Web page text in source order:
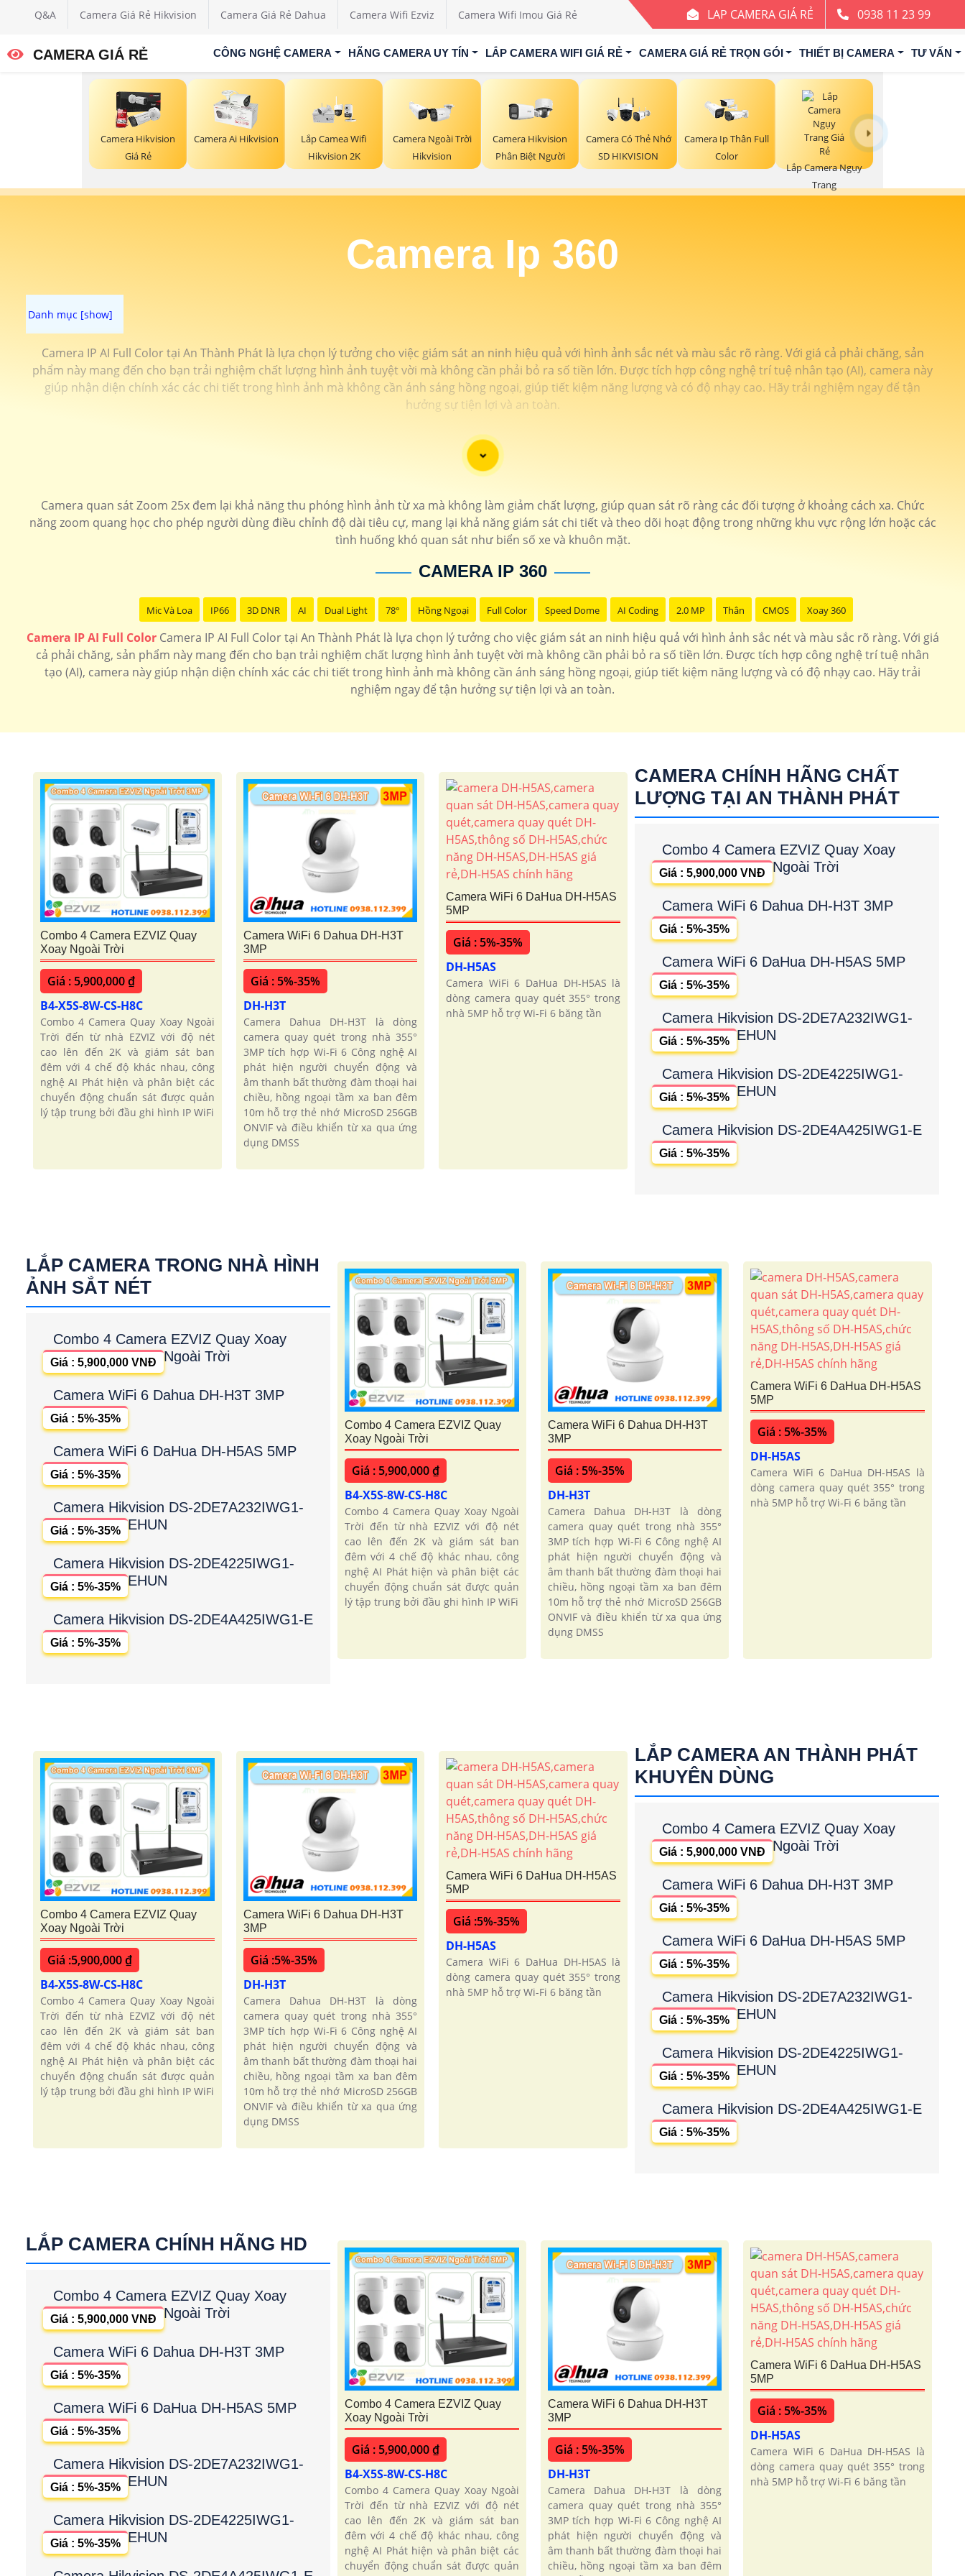
Q&A Camera Giá Rẻ Hikvision Camera Giá Rẻ Dahua Camera Wifi Ezviz Camera Wifi Imou Giá Rẻ LAP CAMERA GIÁ RẺ 0938 11 23 99
CAMERA GIÁ RẺ CÔNG NGHỆ CAMERA HÃNG CAMERA UY TÍN LẮP CAMERA WIFI GIÁ RẺ CAMERA GIÁ RẺ TRỌN GÓI THIẾT BỊ CAMERA TƯ VẤN
Camera Hikvision
Giá Rẻ
Camera Ai Hikvision
Lắp Camea Wifi
Hikvision 2K
Camera Ngoài Trời
Hikvision
Camera Hikvision
Phân Biệt Người
Camera Có Thẻ Nhớ
SD HIKVISION
Camera Ip Thân Full
Color
Lắp Camera Ngụy
Trang
Camera Ip 360
Camera IP AI Full Color tại An Thành Phát là lựa chọn lý tưởng cho việc giám sát an ninh hiệu quả với hình ảnh sắc nét và màu sắc rõ ràng. Với giá cả phải chăng, sản
phẩm này mang đến cho bạn trải nghiệm chất lượng hình ảnh tuyệt vời mà không cần phải bỏ ra số tiền lớn. Được tích hợp công nghệ trí tuệ nhân tạo (AI), camera này
giúp nhận diện chính xác các chi tiết trong hình ảnh mà không cần ánh sáng hồng ngoại, giúp tiết kiệm năng lượng và có độ nhạy cao. Hãy trải nghiệm ngay để tận
hưởng sự tiện lợi và an toàn.
'
Camera quan sát Zoom 25x đem lại khả năng thu phóng hình ảnh từ xa mà không làm giảm chất lượng, giúp quan sát rõ ràng các đối tượng ở khoảng cách xa. Chức
năng zoom quang học cho phép người dùng điều chỉnh độ dài tiêu cự, mang lại khả năng giám sát chi tiết và theo dõi hoạt động trong những khu vực rộng lớn hoặc các
tình huống khó quan sát như biển số xe và khuôn mặt.
CAMERA IP 360
Mic Và Loa IP66 3D DNR AI Dual Light 78° Hồng Ngoại Full Color Speed Dome AI Coding 2.0 MP Thân CMOS Xoay 360
Camera IP AI Full ColorCamera IP AI Full Color tại An Thành Phát là lựa chọn lý tưởng cho việc giám sát an ninh hiệu quả với hình ảnh sắc nét và màu sắc rõ ràng. Với giá
cả phải chăng, sản phẩm này mang đến cho bạn trải nghiệm chất lượng hình ảnh tuyệt vời mà không cần phải bỏ ra số tiền lớn. Được tích hợp công nghệ trí tuệ nhân
tạo (AI), camera này giúp nhận diện chính xác các chi tiết trong hình ảnh mà không cần ánh sáng hồng ngoại, giúp tiết kiệm năng lượng và có độ nhạy cao. Hãy trải
nghiệm ngay để tận hưởng sự tiện lợi và an toàn.
Combo 4 Camera EZVIZ Quay
Xoay Ngoài Trời
Giá : 5,900,000 ₫
B4-X5S-8W-CS-H8C
Combo 4 Camera Quay Xoay Ngoài
Trời đến từ nhà EZVIZ với độ nét
cao lên đến 2K và giám sát ban
đêm với 4 chế độ khác nhau, công
nghệ AI Phát hiện và phân biệt các
chuyển động chuẩn sát được quản
lý tập trung bởi đầu ghi hình IP WiFi
Camera WiFi 6 Dahua DH-H3T
3MP
Giá : 5%-35%
DH-H3T
Camera Dahua DH-H3T là dòng
camera quay quét trong nhà 355°
3MP tích hợp Wi-Fi 6 Công nghệ AI
phát hiện người chuyển động và
âm thanh bất thường đàm thoại hai
chiều, hồng ngoại tầm xa ban đêm
10m hỗ trợ thẻ nhớ MicroSD 256GB
ONVIF và điều khiển từ xa qua ứng
dụng DMSS
Camera WiFi 6 DaHua DH-H5AS
5MP
Giá : 5%-35%
DH-H5AS
Camera WiFi 6 DaHua DH-H5AS là
dòng camera quay quét 355° trong
nhà 5MP hỗ trợ Wi-Fi 6 băng tần
CAMERA CHÍNH HÃNG CHẤT
LƯỢNG TẠI AN THÀNH PHÁT
Combo 4 Camera EZVIZ Quay Xoay
Ngoài Trời
Giá : 5,900,000 VNĐ
Camera WiFi 6 Dahua DH-H3T 3MP
Giá : 5%-35%
Camera WiFi 6 DaHua DH-H5AS 5MP
Giá : 5%-35%
Camera Hikvision DS-2DE7A232IWG1-
EHUN
Giá : 5%-35%
Camera Hikvision DS-2DE4225IWG1-
EHUN
Giá : 5%-35%
Camera Hikvision DS-2DE4A425IWG1-E
Giá : 5%-35%
LẮP CAMERA TRONG NHÀ HÌNH
ẢNH SẮT NÉT
Combo 4 Camera EZVIZ Quay Xoay
Ngoài Trời
Giá : 5,900,000 VNĐ
Camera WiFi 6 Dahua DH-H3T 3MP
Giá : 5%-35%
Camera WiFi 6 DaHua DH-H5AS 5MP
Giá : 5%-35%
Camera Hikvision DS-2DE7A232IWG1-
EHUN
Giá : 5%-35%
Camera Hikvision DS-2DE4225IWG1-
EHUN
Giá : 5%-35%
Camera Hikvision DS-2DE4A425IWG1-E
Giá : 5%-35%
Combo 4 Camera EZVIZ Quay
Xoay Ngoài Trời
Giá : 5,900,000 ₫
B4-X5S-8W-CS-H8C
Combo 4 Camera Quay Xoay Ngoài
Trời đến từ nhà EZVIZ với độ nét
cao lên đến 2K và giám sát ban
đêm với 4 chế độ khác nhau, công
nghệ AI Phát hiện và phân biệt các
chuyển động chuẩn sát được quản
lý tập trung bởi đầu ghi hình IP WiFi
Camera WiFi 6 Dahua DH-H3T
3MP
Giá : 5%-35%
DH-H3T
Camera Dahua DH-H3T là dòng
camera quay quét trong nhà 355°
3MP tích hợp Wi-Fi 6 Công nghệ AI
phát hiện người chuyển động và
âm thanh bất thường đàm thoại hai
chiều, hồng ngoại tầm xa ban đêm
10m hỗ trợ thẻ nhớ MicroSD 256GB
ONVIF và điều khiển từ xa qua ứng
dụng DMSS
Camera WiFi 6 DaHua DH-H5AS
5MP
Giá : 5%-35%
DH-H5AS
Camera WiFi 6 DaHua DH-H5AS là
dòng camera quay quét 355° trong
nhà 5MP hỗ trợ Wi-Fi 6 băng tần
Combo 4 Camera EZVIZ Quay
Xoay Ngoài Trời
Giá :5,900,000 ₫
B4-X5S-8W-CS-H8C
Combo 4 Camera Quay Xoay Ngoài
Trời đến từ nhà EZVIZ với độ nét
cao lên đến 2K và giám sát ban
đêm với 4 chế độ khác nhau, công
nghệ AI Phát hiện và phân biệt các
chuyển động chuẩn sát được quản
lý tập trung bởi đầu ghi hình IP WiFi
Camera WiFi 6 Dahua DH-H3T
3MP
Giá :5%-35%
DH-H3T
Camera Dahua DH-H3T là dòng
camera quay quét trong nhà 355°
3MP tích hợp Wi-Fi 6 Công nghệ AI
phát hiện người chuyển động và
âm thanh bất thường đàm thoại hai
chiều, hồng ngoại tầm xa ban đêm
10m hỗ trợ thẻ nhớ MicroSD 256GB
ONVIF và điều khiển từ xa qua ứng
dụng DMSS
Camera WiFi 6 DaHua DH-H5AS
5MP
Giá :5%-35%
DH-H5AS
Camera WiFi 6 DaHua DH-H5AS là
dòng camera quay quét 355° trong
nhà 5MP hỗ trợ Wi-Fi 6 băng tần
LẮP CAMERA AN THÀNH PHÁT
KHUYÊN DÙNG
Combo 4 Camera EZVIZ Quay Xoay
Ngoài Trời
Giá : 5,900,000 VNĐ
Camera WiFi 6 Dahua DH-H3T 3MP
Giá : 5%-35%
Camera WiFi 6 DaHua DH-H5AS 5MP
Giá : 5%-35%
Camera Hikvision DS-2DE7A232IWG1-
EHUN
Giá : 5%-35%
Camera Hikvision DS-2DE4225IWG1-
EHUN
Giá : 5%-35%
Camera Hikvision DS-2DE4A425IWG1-E
Giá : 5%-35%
LẮP CAMERA CHÍNH HÃNG HD
Combo 4 Camera EZVIZ Quay Xoay
Ngoài Trời
Giá : 5,900,000 VNĐ
Camera WiFi 6 Dahua DH-H3T 3MP
Giá : 5%-35%
Camera WiFi 6 DaHua DH-H5AS 5MP
Giá : 5%-35%
Camera Hikvision DS-2DE7A232IWG1-
EHUN
Giá : 5%-35%
Camera Hikvision DS-2DE4225IWG1-
EHUN
Giá : 5%-35%
Combo 4 Camera EZVIZ Quay
Xoay Ngoài Trời
Giá : 5,900,000 ₫
B4-X5S-8W-CS-H8C
Combo 4 Camera Quay Xoay Ngoài
Trời đến từ nhà EZVIZ với độ nét
cao lên đến 2K và giám sát ban
đêm với 4 chế độ khác nhau, công
nghệ AI Phát hiện và phân biệt các
chuyển động chuẩn sát được quản
Camera WiFi 6 Dahua DH-H3T
3MP
Giá : 5%-35%
DH-H3T
Camera Dahua DH-H3T là dòng
camera quay quét trong nhà 355°
3MP tích hợp Wi-Fi 6 Công nghệ AI
phát hiện người chuyển động và
âm thanh bất thường đàm thoại hai
chiều, hồng ngoại tầm xa ban đêm
Camera WiFi 6 DaHua DH-H5AS
5MP
Giá : 5%-35%
DH-H5AS
Camera WiFi 6 DaHua DH-H5AS là
dòng camera quay quét 355° trong
nhà 5MP hỗ trợ Wi-Fi 6 băng tần